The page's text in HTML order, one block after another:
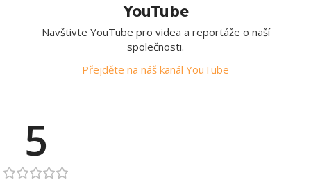
YouTube
Navštivte YouTube pro videa a reportáže o naší
společnosti.
Přejděte na náš kanál YouTube
5